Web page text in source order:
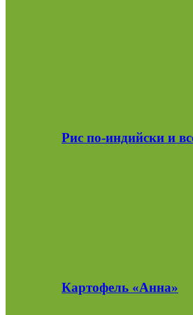
Рис по-индийски и
Картофель «Анна»